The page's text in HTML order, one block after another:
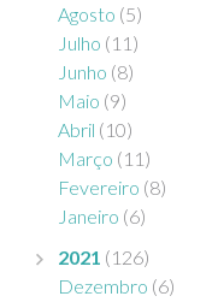
Agosto (5)
Julho (11)
Junho (8)
Maio (9)
Abril (10)
Março (11)
Fevereiro (8)
Janeiro (6)
2021 (126)
Dezembro (6)